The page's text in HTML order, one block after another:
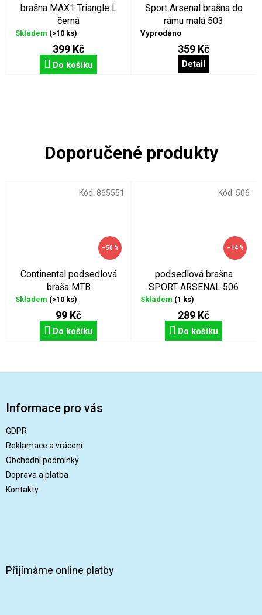
–50 %
Continental podsedlová
braša MTB
Skladem (>10 ks)
99 Kč
Do košíku
Kód: 865551
–14 %
podsedlová brašna
SPORT ARSENAL 506
Skladem (1 ks)
289 Kč
Do košíku
Kód: 506
brašna MAX1 Triangle L
černá
Skladem (>10 ks)
399 Kč
Do košíku
Sport Arsenal brašna do
rámu malá 503
Vyprodáno
359 Kč
Detail
Informace pro vás
GDPR
Reklamace a vrácení
Obchodní podmínky
Doprava a platba
Kontakty
Přijímáme online platby